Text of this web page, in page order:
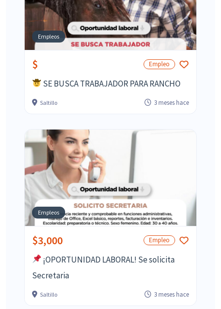
Empleos
$ Empleo
SE BUSCA TRABAJADOR PARA RANCHO
Saltillo 3 meses hace
Empleos
$3,000 Empleo
¡OPORTUNIDAD LABORAL! Se solicita
Secretaria
Saltillo 3 meses hace